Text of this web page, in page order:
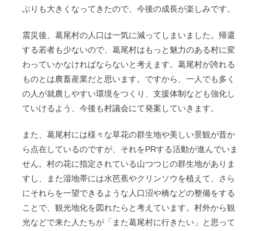
ぶりも大きくなってきたので、今後の成長が楽しみです。
震災後、葛尾村の人口は一気に減ってしまいました。帰還
する若者も少ないので、葛尾村はもっと魅力のある村に変
わっていかなければならないと考えます。葛尾村が誇れる
ものとは農畜産業だと思います。ですから、一人でも多く
の人が就農しやすい環境をつくり、支援体制なども強化し
ていけるよう、今後も村議会にて発案していきます。
また、葛尾村には様々な草花の群生地や美しい景観が昔か
ら点在しているのですが、それをPRする活動が進んでいま
せん。村の花に指定されている山つつじの群生地がありま
すし、また湿地帯には水芭蕉やクリンソウを植えて、さら
にそれらを一望できるような人口沼や橋などの整備をする
ことで、観光地化を図れたらと考えています。村外から観
光などで来た人たちが「また葛尾村に行きたい」と思って